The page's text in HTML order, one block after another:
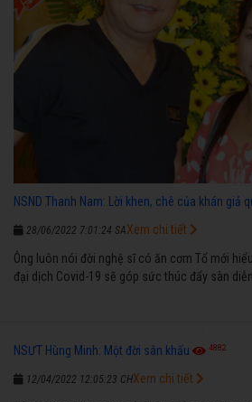
NSND Thanh Nam: Lời khen, chê của khán giả
28/06/2022 7:01:24 SA
Ông luôn nói đời nghệ sĩ có ăn cơm Tổ mới
đại dịch Covid-19 sẽ góp sức thúc đẩy sàn
Xem chi tiết
NSƯT Hùng Minh: Một đời sân khấu 4882
12/04/2022 12:05:23 CHXem chi tiết